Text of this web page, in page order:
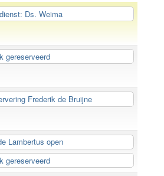
Ds. Weima
gereserveerd
Frederik de Bruijne
Lambertus open
gereserveerd